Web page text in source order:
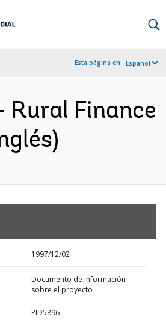
Esta página en: Español
Rural Finance
1997/12/02
Documento de información
sobre el proyecto
PID5896